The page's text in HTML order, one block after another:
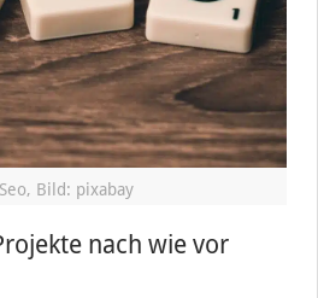
Seo, Bild: pixabay
nach wie vor